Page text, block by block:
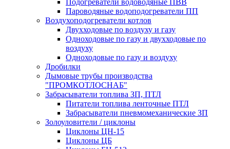
Пароводяные водоподогреватели ПП
Воздухоподогреватели котлов
Двухходовые по воздуху и газу
Одноходовые по газу и двухходовые по
воздуху
Одноходовые по газу и воздуху
Дробилки
Дымовые трубы производства
"ПРОМКОТЛОСНАБ"
Забрасыватели топлива ЗП, ПТЛ
Питатели топлива ленточные ПТЛ
Забрасыватели пневмомеханические ЗП
Золоуловители / циклоны
Циклоны ЦН-15
Циклоны ЦБ